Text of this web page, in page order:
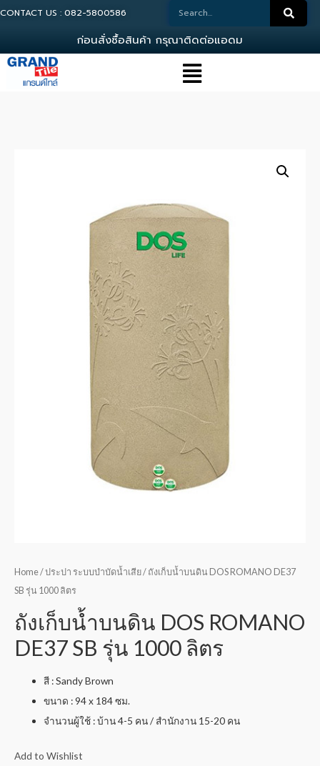
CONTACT US : 082-5800586
กอนสงซอสนคา กรณาตดตอแอดมน
Home/ประปา ระบบบำบัดน้ำเสีย/ ถังเก็บน้ำบนดิน DOS ROMANO DE37
SB รุ่น 1000 ลิตร
ถังเก็บน้ำบนดิน DOS ROMANO
DE37 SB รุ่น 1000 ลิตร
สี : Sandy Brown
ขนาด : 94 x 184 ซม.
จำนวนผู้ใช้ : บ้าน 4-5 คน / สำนักงาน 15-20 คน
Add to Wishlist